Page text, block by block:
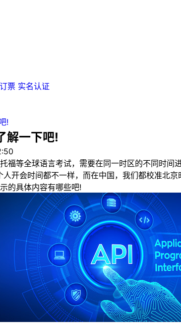
票 实名认证
!
解一下吧!
等全球语言考试，需要在同一时区的不同时间
开会时间都不一样，而在中国，我们都校准北
的具体内容有哪些吧!